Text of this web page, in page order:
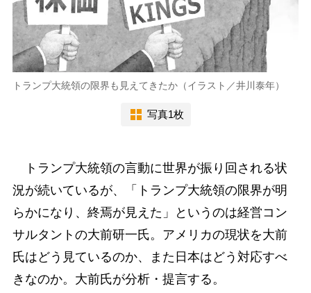
トランプ大統領の限界も見えてきたか（イラスト／井川泰年）
写真1枚
トランプ大統領の言動に世界が振り回される状
況が続いているが、「トランプ大統領の限界が明
らかになり、終焉が見えた」というのは経営コン
サルタントの大前研一氏。アメリカの現状を大前
氏はどう見ているのか、また日本はどう対応すべ
きなのか。大前氏が分析・提言する。